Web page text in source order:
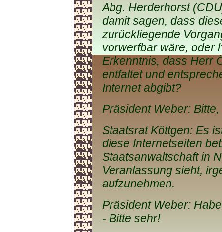
Abg. Herderhorst
damit sagen, dass
zurückliegende
vorwerfbar wäre, oder
Erkenntnis, dass Herr
entfaltet und
Internet abgibt?
Präsident Weber:
Staatsrat Köttgen: Es
diese Internetseiten
Staatsanwaltschaft in
Veranlassung sieht,
aufzunehmen.
Präsident Weber:
- Bitte sehr!